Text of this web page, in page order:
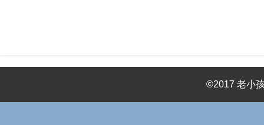
©2017 老小